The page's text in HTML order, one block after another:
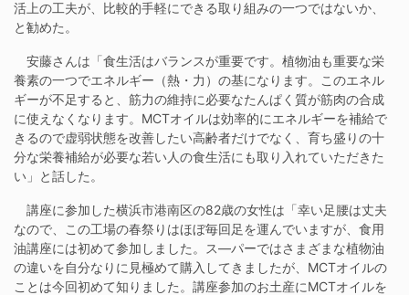
活上の工夫が、比較的手軽にできる取り組みの一つではないか、
と勧めた。
安藤さんは「食生活はバランスが重要です。植物油も重要な栄
養素の一つでエネルギー（熱・力）の基になります。このエネル
ギーが不足すると、筋力の維持に必要なたんぱく質が筋肉の合成
に使えなくなります。MCTオイルは効率的にエネルギーを補給で
きるので虚弱状態を改善したい高齢者だけでなく、育ち盛りの十
分な栄養補給が必要な若い人の食生活にも取り入れていただきた
い」と話した。
講座に参加した横浜市港南区の82歳の女性は「幸い足腰は丈夫
なので、この工場の春祭りはほぼ毎回足を運んでいますが、食用
油講座には初めて参加しました。ス―パーではさまざまな植物油
の違いを自分なりに見極めて購入してきましたが、MCTオイルの
ことは今回初めて知りました。講座参加のお土産にMCTオイルを